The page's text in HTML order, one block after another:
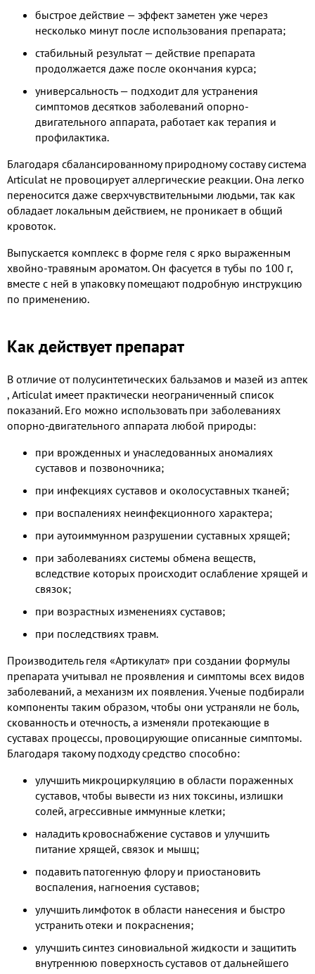
быстрое действие — эффект заметен уже через
несколько минут после использования препарата;
стабильный результат — действие препарата
продолжается даже после окончания курса;
универсальность — подходит для устранения
симптомов десятков заболеваний опорно-
двигательного аппарата, работает как терапия и
профилактика.
Благодаря сбалансированному природному составу система
Articulat не провоцирует аллергические реакции. Она легко
переносится даже сверхчувствительными людьми, так как
обладает локальным действием, не проникает в общий
кровоток.
Выпускается комплекс в форме геля с ярко выраженным
хвойно-травяным ароматом. Он фасуется в тубы по 100 г,
вместе с ней в упаковку помещают подробную инструкцию
по применению.
Как действует препарат
В отличие от полусинтетических бальзамов и мазей из аптек
​, Articulat имеет практически неограниченный список
показаний. Его можно использовать при заболеваниях
опорно-двигательного аппарата любой природы:
при врожденных и унаследованных аномалиях
суставов и позвоночника;
при инфекциях суставов и околосуставных тканей;
при воспалениях неинфекционного характера;
при аутоиммунном разрушении суставных хрящей;
при заболеваниях системы обмена веществ,
вследствие которых происходит ослабление хрящей и
связок;
при возрастных изменениях суставов;
при последствиях травм.
Производитель геля «Артикулат» при создании формулы
препарата учитывал не проявления и симптомы всех видов
заболеваний, а механизм их появления. Ученые подбирали
компоненты таким образом, чтобы они устраняли не боль,
скованность и отечность, а изменяли протекающие в
суставах процессы, провоцирующие описанные симптомы.
Благодаря такому подходу средство способно:
улучшить микроциркуляцию в области пораженных
суставов, чтобы вывести из них токсины, излишки
солей, агрессивные иммунные клетки;
наладить кровоснабжение суставов и улучшить
питание хрящей, связок и мышц;
подавить патогенную флору и приостановить
воспаления, нагноения суставов;
улучшить лимфоток в области нанесения и быстро
устранить отеки и покраснения;
улучшить синтез синовиальной жидкости и защитить
внутреннюю поверхность суставов от дальнейшего